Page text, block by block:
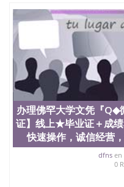
551190476爱尔兰留学
外硕士文凭办理QQ微信
吗QQ微信551190476
551190476国外本科毕
551190476国外大学文
国外文凭可找工作QQ
证QQ微信551190476办
551190476国外编号查
文凭要交定金吗QQ微
QQ微信551190476网
551190476学士学位证
国外资格证书办理QQ
证QQ微信551190476
551190476 圣何塞州立
University, 又译为“圣荷
年，简称SJSU，是加
办理佛罕大学文凭『
证】线上★毕业证＋成
快速操作，诚信经营
dfnsen
0